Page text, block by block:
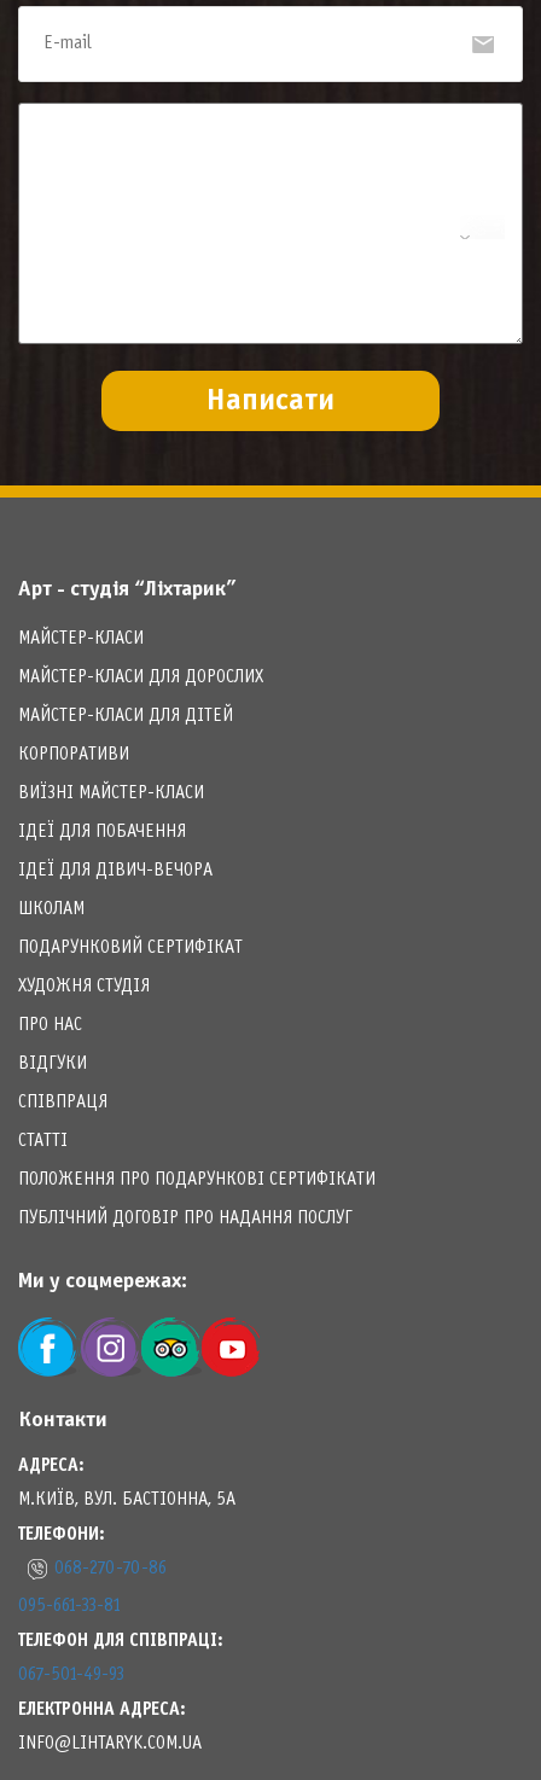
Арт - студія “Ліхтарик”
МАЙСТЕР-КЛАСИ
МАЙСТЕР-КЛАСИ ДЛЯ ДОРОСЛИХ
МАЙСТЕР-КЛАСИ ДЛЯ ДІТЕЙ
КОРПОРАТИВИ
ВИЇЗНІ МАЙСТЕР-КЛАСИ
ІДЕЇ ДЛЯ ПОБАЧЕННЯ
ІДЕЇ ДЛЯ ДІВИЧ-ВЕЧОРА
ШКОЛАМ
ПОДАРУНКОВИЙ СЕРТИФІКАТ
ХУДОЖНЯ СТУДІЯ
ПРО НАС
ВІДГУКИ
СПІВПРАЦЯ
СТАТТІ
ПОЛОЖЕННЯ ПРО ПОДАРУНКОВІ СЕРТИФІКАТИ
ПУБЛІЧНИЙ ДОГОВІР ПРО НАДАННЯ ПОСЛУГ
Ми у соцмережах:
Контакти
АДРЕСА:
М.КИЇВ, ВУЛ. БАСТІОННА, 5А
ТЕЛЕФОНИ:
068-270-70-86
095-661-33-81
ТЕЛЕФОН ДЛЯ СПІВПРАЦІ:
067-501-49-93
ЕЛЕКТРОННА АДРЕСА:
INFO@LIHTARYK.COM.UA